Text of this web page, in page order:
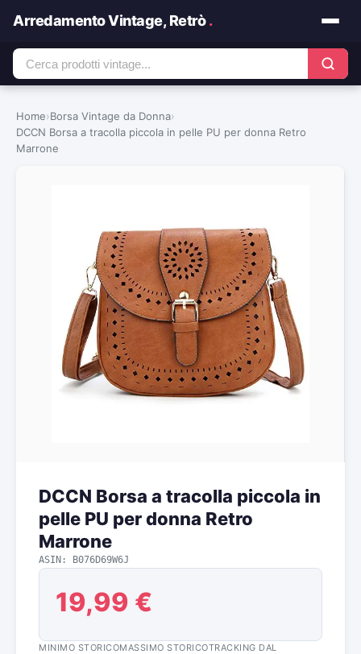
Arredamento Vintage, Retrò.
Home›Borsa Vintage da Donna›
DCCN Borsa a tracolla piccola in pelle PU per donna Retro
Marrone
DCCN Borsa a tracolla piccola in
pelle PU per donna Retro
Marrone
ASIN: B076D69W6J
19,99 €
MINIMO STORICOMASSIMO STORICOTRACKING DAL